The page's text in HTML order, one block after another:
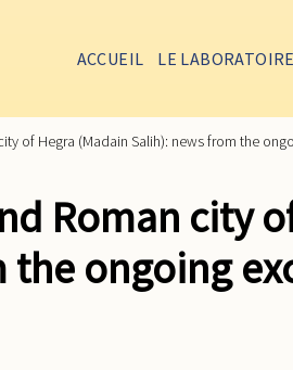
ACCUEIL LE LABORATOIRE
of Hegra (Madain Salih): news from the
Roman city
ongoing